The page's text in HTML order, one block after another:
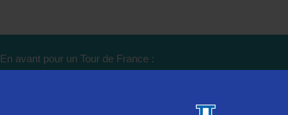
En avant pour un Tour de France :
Au fil des mois se succéderont les autres dates. Nous avons